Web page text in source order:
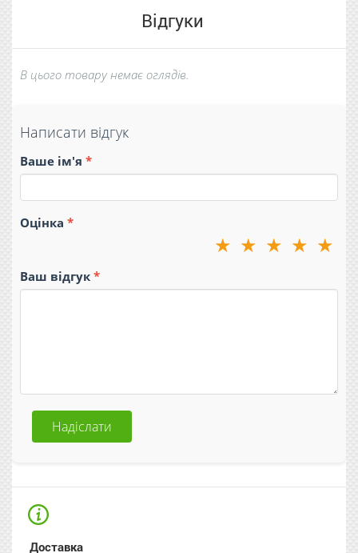
Відгуки
В цього товару немає оглядів.
Написати відгук
Ваше ім'я
Оцінка
★
★
★
★
★
Ваш відгук
Надіслати
Доставка